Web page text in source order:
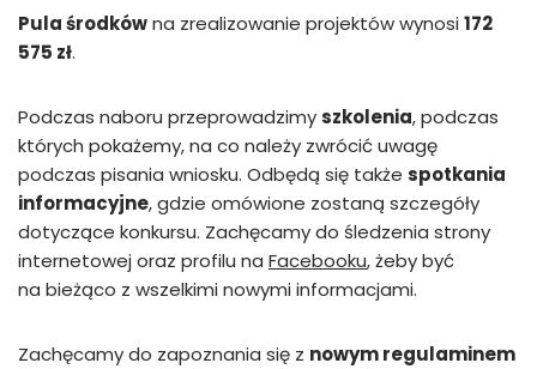
Pula środkówna zrealizowanie projektów wynosi172
575 zł.
Podczas naboru przeprowadzimyszkolenia, podczas
których pokażemy, na co należy zwrócić uwagę
podczas pisania wniosku. Odbędą się także spotkania
informacyjne, gdzie omówione zostaną szczegóły
dotyczące konkursu. Zachęcamy do śledzenia strony
internetowej oraz profilu na Facebooku, żeby być
na bieżąco z wszelkimi nowymi informacjami.
Zachęcamy do zapoznania się z nowym regulaminem